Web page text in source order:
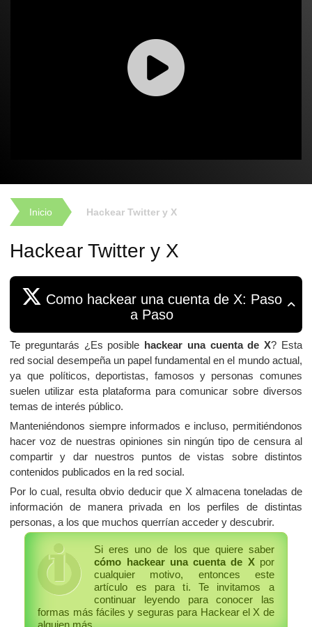
Inicio Hackear Twitter y X
Hackear Twitter y X
Como hackear una cuenta de X: Paso
a Paso
Te preguntarás ¿Es posible hackear una cuenta de X? Esta
red social desempeña un papel fundamental en el mundo actual,
ya que políticos, deportistas, famosos y personas comunes
suelen utilizar esta plataforma para comunicar sobre diversos
temas de interés público.
Manteniéndonos siempre informados e incluso, permitiéndonos
hacer voz de nuestras opiniones sin ningún tipo de censura al
compartir y dar nuestros puntos de vistas sobre distintos
contenidos publicados en la red social.
Por lo cual, resulta obvio deducir que X almacena toneladas de
información de manera privada en los perfiles de distintas
personas, a los que muchos querrían acceder y descubrir.
Si eres uno de los que quiere saber
cómo hackear una cuenta de Xpor
cualquier motivo, entonces este
artículo es para ti. Te invitamos a
continuar leyendo para conocer las
formas más fáciles y seguras para Hackear el X de